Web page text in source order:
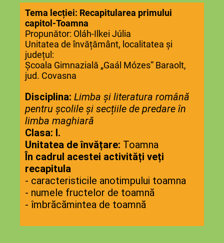
Tema lecției: Recapitularea primului
capitol-Toamna
Propunător: Oláh-Ilkei Júlia
Unitatea de învățământ, localitatea și
județul:
Școala Gimnazială „Gaál Mózes” Baraolt,
jud. Covasna
Disciplina: Limba și literatura română
pentru școlile și secțiile de predare în
limba maghiară
Clasa: I.
Unitatea de învățare: Toamna
În cadrul acestei activități veți
recapitula
- caracteristicile anotimpului toamna
- numele fructelor de toamnă
- îmbrăcămintea de toamnă